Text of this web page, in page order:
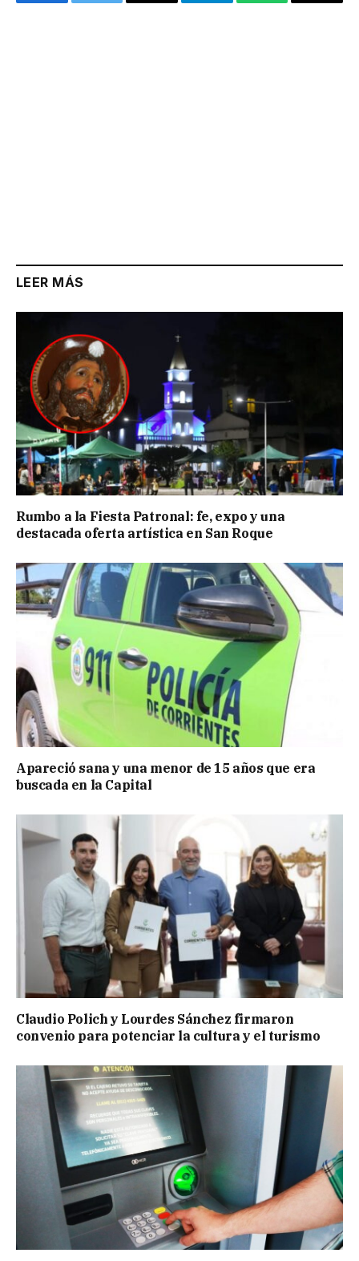
LEER MÁS
Rumbo a la Fiesta Patronal: fe, expo y una
destacada oferta artística en San Roque
Apareció sana y una menor de 15 años que era
buscada en la Capital
Claudio Polich y Lourdes Sánchez firmaron
convenio para potenciar la cultura y el turismo